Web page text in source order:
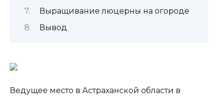
Выращивание люцерны на огороде
Вывод
Ведущее место в Астраханской области в